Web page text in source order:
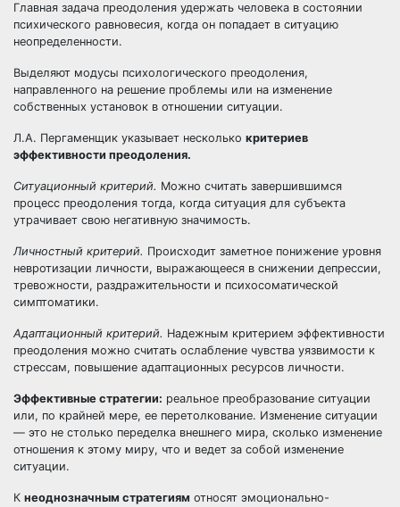
Главная задача преодоления удержать человека в состоянии
психического равновесия, когда он попадает в ситуацию
неопределенности.
Выделяют модусы психологического преодоления,
направленного на решение проблемы или на изменение
собственных установок в отношении ситуации.
Л.А. Пергаменщик указывает несколько критериев
эффективности преодоления.
Ситуационный критерий. Можно считать завершившимся
процесс преодоления тогда, когда ситуация для субъекта
утрачивает свою негативную значимость.
Личностный критерий. Происходит заметное понижение уровня
невротизации личности, выражающееся в снижении депрессии,
тревожности, раздражительности и психосоматической
симптоматики.
Адаптационный критерий. Надежным критерием эффективности
преодоления можно считать ослабление чувства уязвимости к
стрессам, повышение адаптационных ресурсов личности.
Эффективные стратегии: реальное преобразование ситуации
или, по крайней мере, ее перетолкование. Изменение ситуации
— это не столько переделка внешнего мира, сколько изменение
отношения к этому миру, что и ведет за собой изменение
ситуации.
К неоднозначным стратегиям относят эмоционально-